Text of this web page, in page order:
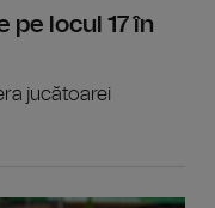
pe locul 17 în
jucătoarei